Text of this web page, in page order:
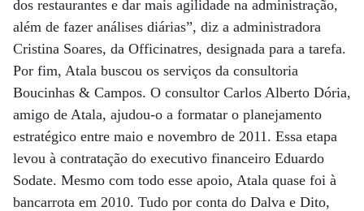
dos restaurantes e dar mais agilidade na administração,
além de fazer análises diárias”, diz a administradora
Cristina Soares, da Officinatres, designada para a tarefa.
Por fim, Atala buscou os serviços da consultoria
Boucinhas & Campos. O consultor Carlos Alberto Dória,
amigo de Atala, ajudou-o a formatar o planejamento
estratégico entre maio e novembro de 2011. Essa etapa
levou à contratação do executivo financeiro Eduardo
Sodate. Mesmo com todo esse apoio, Atala quase foi à
bancarrota em 2010. Tudo por conta do Dalva e Dito,